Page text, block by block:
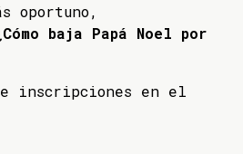
oportuno,
baja Papá Noel por
e inscripciones en el